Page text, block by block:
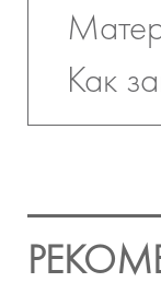
Как